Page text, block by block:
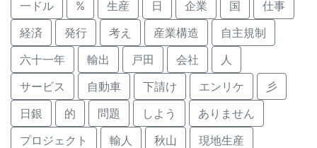
一ドル
% 生産 日 企業 国
仕事
経済
発行 考え 産業構造
自主規制
六十一年
輸出 戸田 会社
人
サービス
自動車 下請け エンリケ
彡
日銀
的 問題 しよう
ありません
プロジェクト
輸人 秋山
現地生産